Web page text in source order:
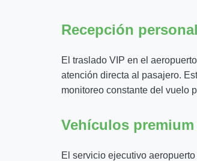
Recepción
El traslado VIP en el
atención directa al pasajero.
monitoreo constante del vuelo
Vehículos
El servicio ejecutivo